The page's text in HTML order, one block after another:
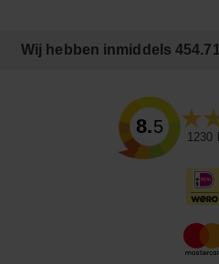
Wij hebben inmiddels
8.5
1230